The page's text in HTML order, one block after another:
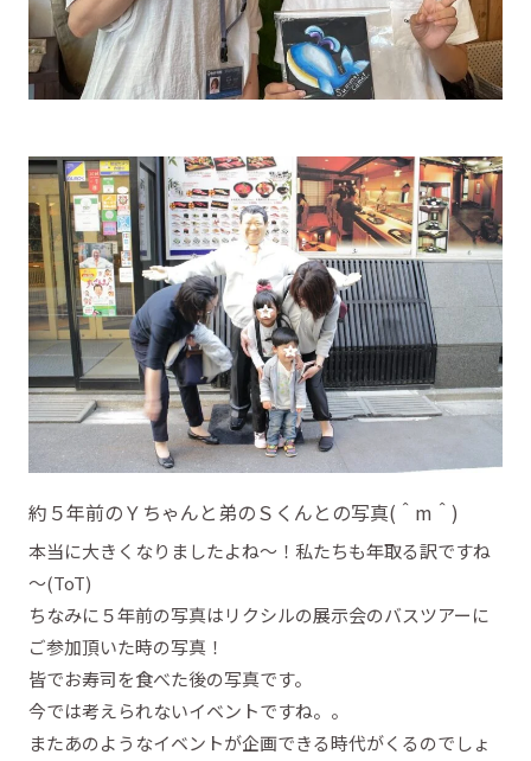
約５年前のＹちゃんと弟のＳくんとの写真(＾m＾)
本当に大きくなりましたよね～！私たちも年取る訳ですね
～(ToT)
ちなみに５年前の写真はリクシルの展示会のバスツアーに
ご参加頂いた時の写真！
皆でお寿司を食べた後の写真です。
今では考えられないイベントですね。。
またあのようなイベントが企画できる時代がくるのでしょ